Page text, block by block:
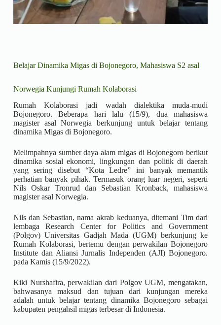
Belajar Dinamika Migas di Bojonegoro, Mahasiswa S2 asal
Norwegia Kunjungi Rumah Kolaborasi
Rumah Kolaborasi jadi wadah dialektika muda-mudi
Bojonegoro. Beberapa hari lalu (15/9), dua mahasiswa
magister asal Norwegia berkunjung untuk belajar tentang
dinamika Migas di Bojonegoro.
Melimpahnya sumber daya alam migas di Bojonegoro berikut
dinamika sosial ekonomi, lingkungan dan politik di daerah
yang sering disebut “Kota Ledre” ini banyak memantik
perhatian banyak pihak. Termasuk orang luar negeri, seperti
Nils Oskar Tronrud dan Sebastian Kronback, mahasiswa
magister asal Norwegia.
Nils dan Sebastian, nama akrab keduanya, ditemani Tim dari
lembaga Research Center for Politics and Government
(Polgov) Universitas Gadjah Mada (UGM) berkunjung ke
Rumah Kolaborasi, bertemu dengan perwakilan Bojonegoro
Institute dan Aliansi Jurnalis Independen (AJI) Bojonegoro.
pada Kamis (15/9/2022).
Kiki Nurshafira, perwakilan dari Polgov UGM, mengatakan,
bahwasanya maksud dan tujuan dari kunjungan mereka
adalah untuk belajar tentang dinamika Bojonegoro sebagai
kabupaten pengahsil migas terbesar di Indonesia.